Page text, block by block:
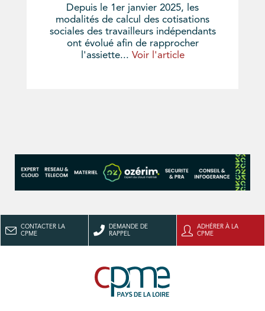
Depuis le 1er janvier 2025, les
modalités de calcul des cotisations
sociales des travailleurs indépendants
ont évolué afin de rapprocher
l'assiette... Voir l'article
CONTACTER LA
CPME
DEMANDE DE
RAPPEL
ADHÉRER À LA
CPME